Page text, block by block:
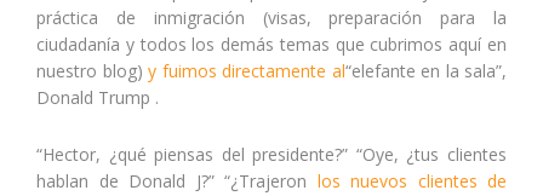
práctica de inmigración (visas, preparación para la
ciudadanía y todos los demás temas que cubrimos aquí en
nuestro blog) y fuimos directamente al“elefante en la sala”,
Donald Trump .
“Hector, ¿qué piensas del presidente?” “Oye, ¿tus clientes
hablan de Donald J?” “¿Trajeron los nuevos clientes de